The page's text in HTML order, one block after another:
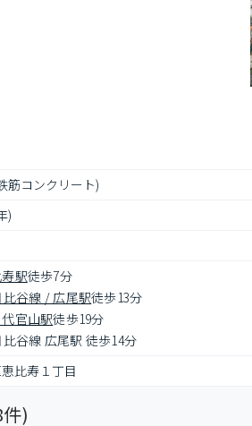
筋コンクリート)
)
駅徒歩7分
谷線 / 広尾駅徒歩13分
官山駅徒歩19分
谷線 広尾駅 徒歩14分
比寿１丁目
件)